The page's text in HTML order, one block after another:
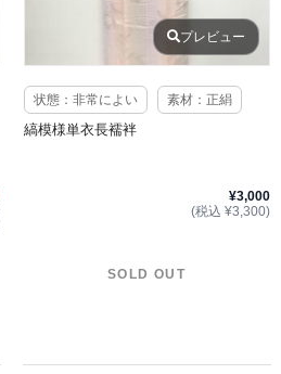
プレビュー
状態：非常によい 素材：正絹
縞模様単衣長襦袢
¥3,000
(税込 ¥3,300)
SOLD OUT